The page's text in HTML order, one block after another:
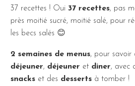
37 recettes ! Oui 37 recettes, pas
près moitié sucré, moitié salé, pour
les becs salés 😊
2 semaines de menus, pour savoir
déjeuner, déjeuner et diner, avec
snacks et des desserts à tomber !